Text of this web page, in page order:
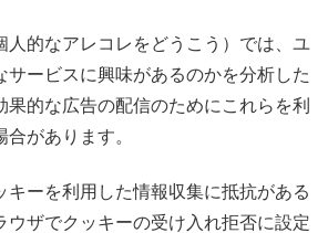
人的なアレコレをどうこう）では、ユ
サービスに興味があるのかを分析した
果的な広告の配信のためにこれらを利
があります。
キーを利用した情報収集に抵抗がある
ウザでクッキーの受け入れ拒否に設定